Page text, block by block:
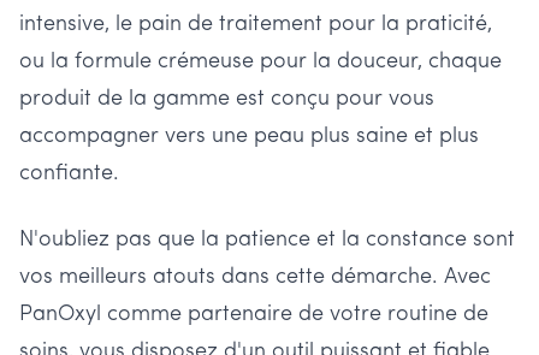
intensive, le pain de traitement pour la praticité,
ou la formule crémeuse pour la douceur, chaque
produit de la gamme est conçu pour vous
accompagner vers une peau plus saine et plus
confiante.
N'oubliez pas que la patience et la constance sont
vos meilleurs atouts dans cette démarche. Avec
PanOxyl comme partenaire de votre routine de